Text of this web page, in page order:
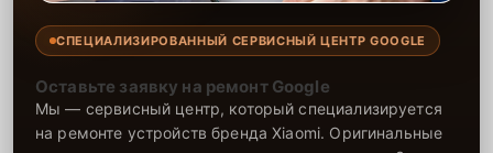
СПЕЦИАЛИЗИРОВАННЫЙ СЕРВИСНЫЙ ЦЕНТР GOOGLE
Оставьте заявку на ремонт Google
Мы — сервисный центр, который специализируется
на ремонте устройств бренда Xiaomi. Оригинальные